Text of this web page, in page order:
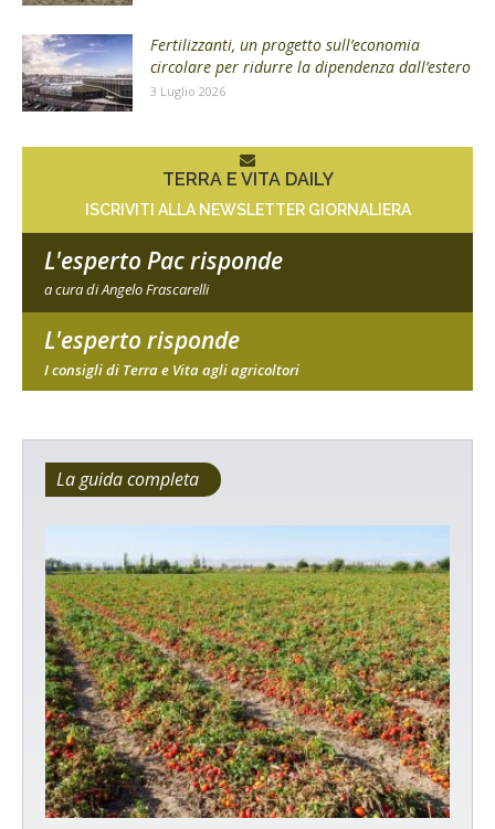
Fertilizzanti, un progetto sull’economia
circolare per ridurre la dipendenza dall’estero
3 Luglio 2026
TERRA E VITA DAILY
ISCRIVITI ALLA NEWSLETTER GIORNALIERA
L'esperto Pac risponde
a cura di Angelo Frascarelli
L'esperto risponde
I consigli di Terra e Vita agli agricoltori
La guida completa